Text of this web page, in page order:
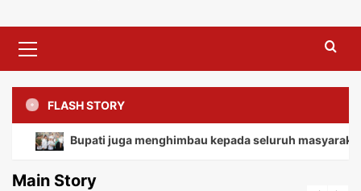
Menu
FLASH STORY
Bupati juga menghimbau kepada seluruh masyarakat agar
Main Story